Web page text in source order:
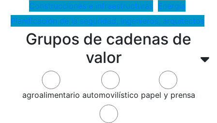
Grupos de cadenas de
valor
agroalimentario automovilístico papel y prensa
Construcciones e infraestructuras Energía
Planificación de la seguridad, ingenieros, arquitectos